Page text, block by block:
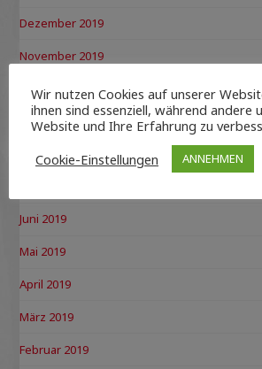
Dezember 2019
November 2019
Oktober 2019
September 2019
August 2019
Juni 2019
Mai 2019
April 2019
März 2019
Februar 2019
Wir nutzen Cookies auf unserer
ihnen sind essenziell, während andere
Website und Ihre Erfahrung zu
Cookie-Einstellungen
ANNEHMEN